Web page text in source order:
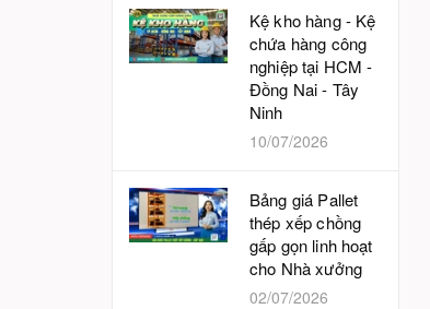
Kệ kho hàng - Kệ
chứa hàng công
nghiệp tại HCM -
Đồng Nai - Tây
Ninh
10/07/2026
Bảng giá Pallet
thép xếp chồng
gấp gọn linh hoạt
cho Nhà xưởng
02/07/2026